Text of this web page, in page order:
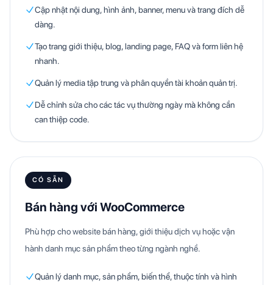
Cập nhật nội dung, hình ảnh, banner, menu và trang đích dễ
dàng.
Tạo trang giới thiệu, blog, landing page, FAQ và form liên hệ
nhanh.
Quản lý media tập trung và phân quyền tài khoản quản trị.
Dễ chỉnh sửa cho các tác vụ thường ngày mà không cần
can thiệp code.
CÓ SẴN
Bán hàng với WooCommerce
Phù hợp cho website bán hàng, giới thiệu dịch vụ hoặc vận
hành danh mục sản phẩm theo từng ngành nghề.
Quản lý danh mục, sản phẩm, biến thể, thuộc tính và hình